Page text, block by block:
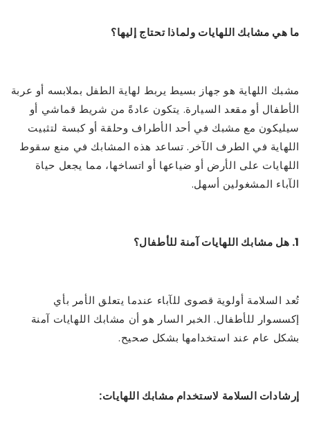
ما هي مشابك اللهايات ولماذا تحتاج إليها؟
مشبك اللهاية هو جهاز بسيط يربط لهاية الطفل بملابسه أو عربة
الأطفال أو مقعد السيارة. يتكون عادةً من شريط قماشي أو
سيليكون مع مشبك في أحد الأطراف وحلقة أو كبسة لتثبيت
اللهاية في الطرف الآخر. تساعد هذه المشابك في منع سقوط
اللهايات على الأرض أو ضياعها أو اتساخها، مما يجعل حياة
الآباء المشغولين أسهل.
تُعد السلامة أولوية قصوى للآباء عندما يتعلق الأمر بأي
إكسسوار للأطفال. الخبر السار هو أن مشابك اللهايات آمنة
بشكل عام عند استخدامها بشكل صحيح.
إرشادات السلامة لاستخدام مشابك اللهايات: